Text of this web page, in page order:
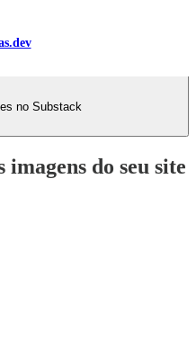
no Substack
do seu site